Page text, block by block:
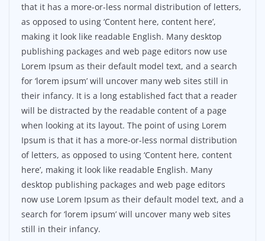
that it has a more-or-less normal distribution of letters,
as opposed to using ‘Content here, content here’,
making it look like readable English. Many desktop
publishing packages and web page editors now use
Lorem Ipsum as their default model text, and a search
for ‘lorem ipsum’ will uncover many web sites still in
their infancy. It is a long established fact that a reader
will be distracted by the readable content of a page
when looking at its layout. The point of using Lorem
Ipsum is that it has a more-or-less normal distribution
of letters, as opposed to using ‘Content here, content
here’, making it look like readable English. Many
desktop publishing packages and web page editors
now use Lorem Ipsum as their default model text, and a
search for ‘lorem ipsum’ will uncover many web sites
still in their infancy.